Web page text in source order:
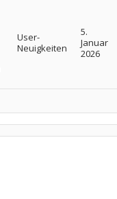
User-
Neuigkeiten
5.
Januar
2026